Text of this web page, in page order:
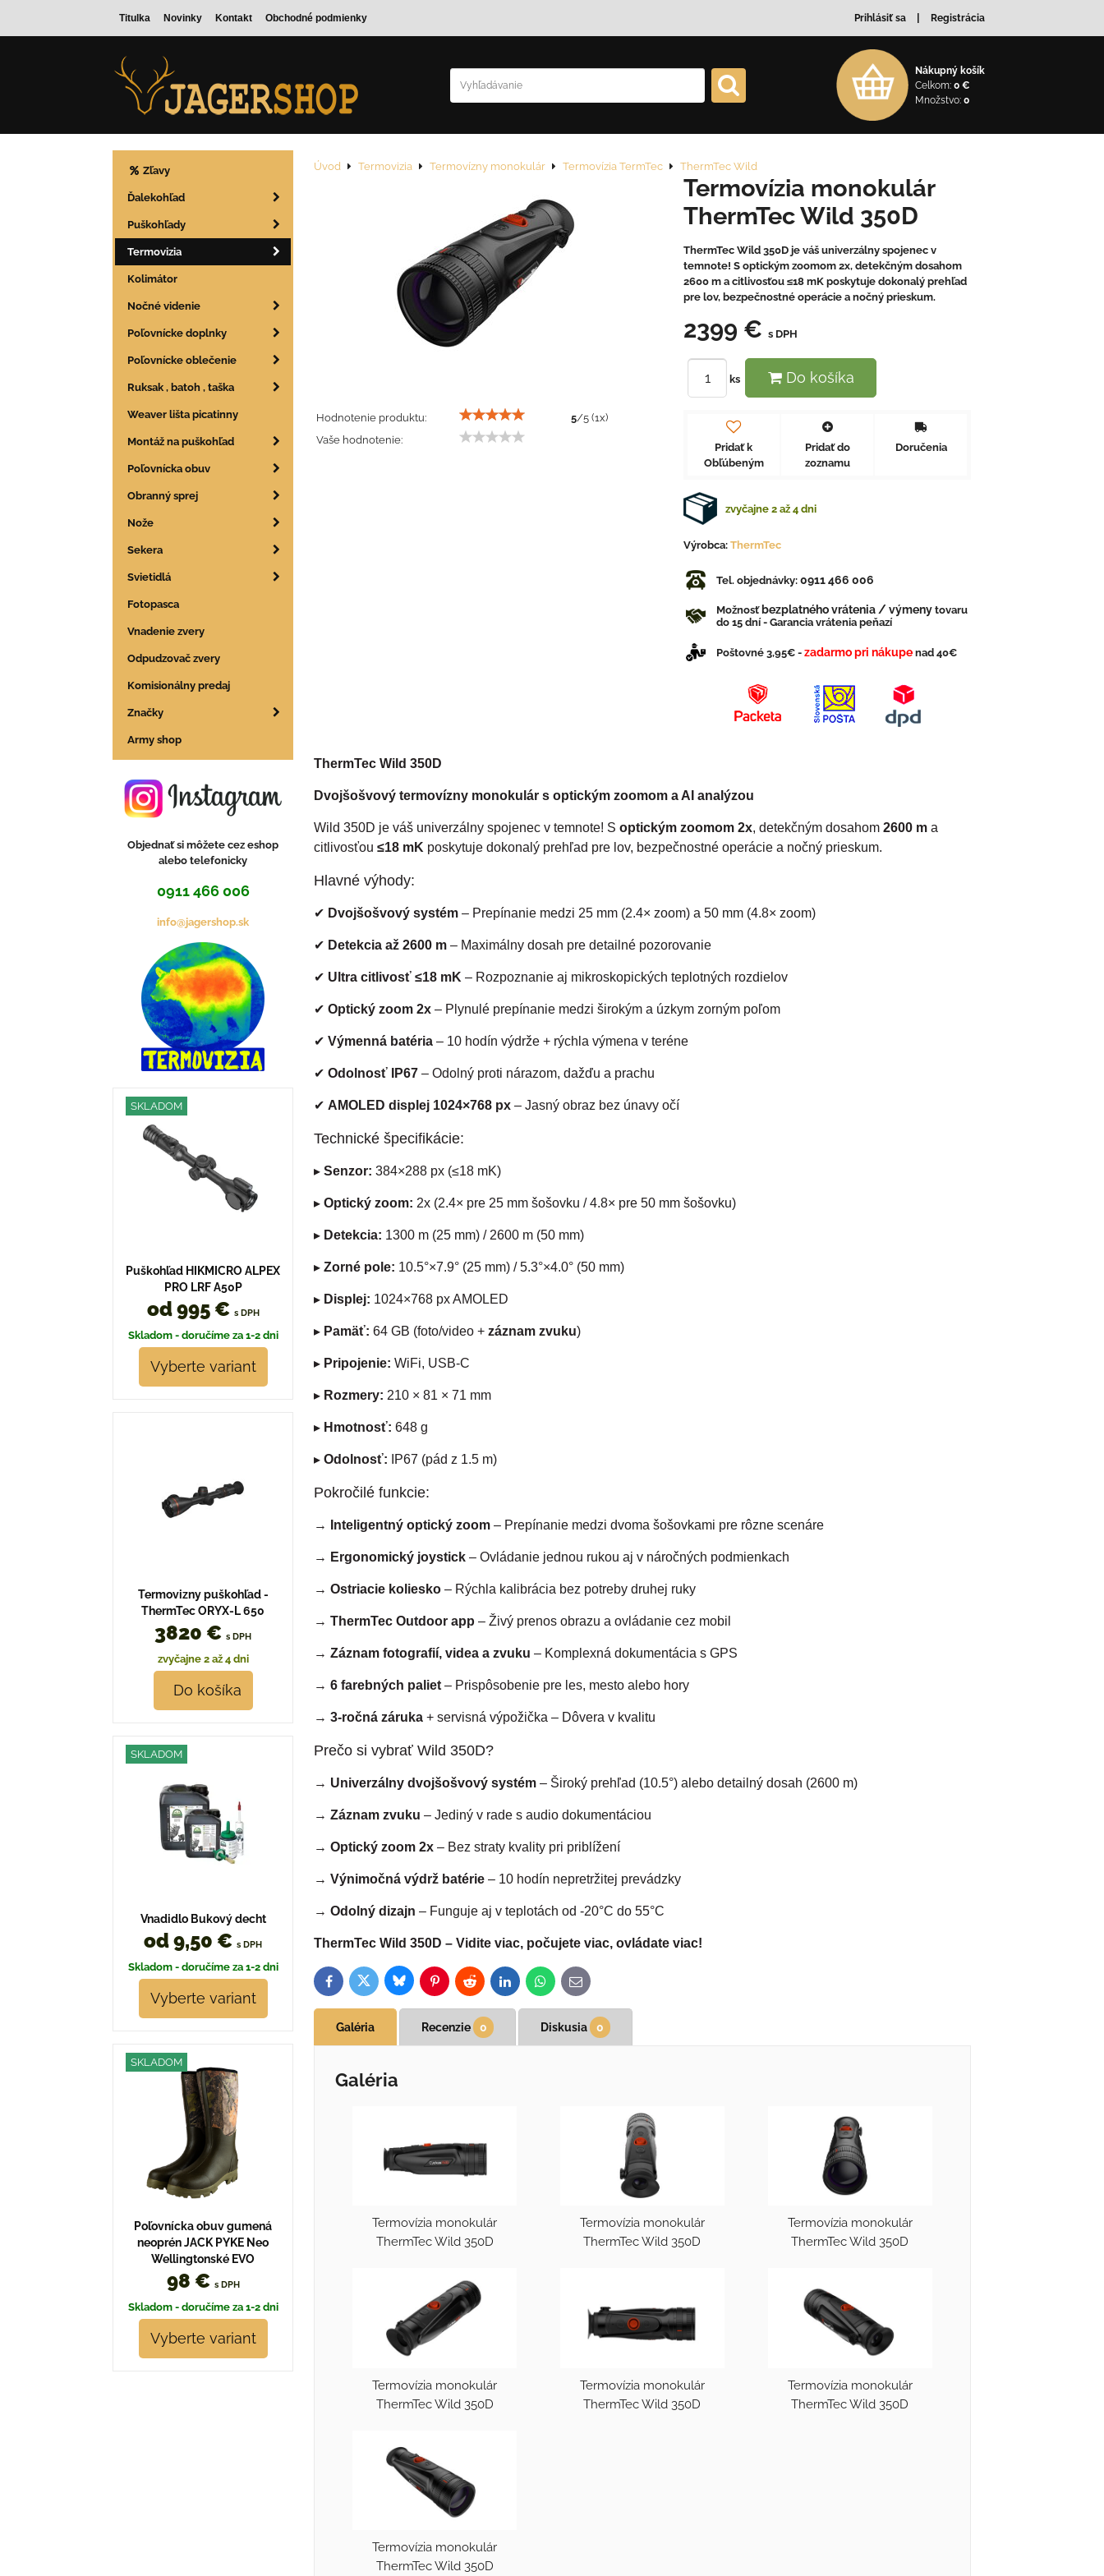
Titulka Novinky Kontakt Obchodné podmienky Prihlásiť sa Registrácia
Nákupný košík
Celkom: 0 €
Množstvo: 0
Úvod Termovizia Termovízny monokulár Termovízia TermTec ThermTec Wild
Hodnotenie produktu: 5/5 (1x)
Vaše hodnotenie:
Termovízia monokulár
ThermTec Wild 350D
ThermTec Wild 350D je váš univerzálny spojenec v
temnote! S optickým zoomom 2x, detekčným dosahom
2600 m a citlivosťou ≤18 mK poskytuje dokonalý prehľad
pre lov, bezpečnostné operácie a nočný prieskum.
2399 € s DPH
ks Do košíka
Pridať k
Obľúbeným
Pridať do
zoznamu
Doručenia
zvyčajne 2 až 4 dni
Výrobca: ThermTec
Tel. objednávky: 0911 466 006
Možnosť bezplatného vrátenia / výmeny tovaru
do 15 dní - Garancia vrátenia peňazí
Poštovné 3,95€ - zadarmo pri nákupe nad 40€
ThermTec Wild 350D
Dvojšošvový termovízny monokulár s optickým zoomom a AI analýzou
Wild 350D je váš univerzálny spojenec v temnote! S optickým zoomom 2x, detekčným dosahom 2600 m a
citlivosťou ≤18 mK poskytuje dokonalý prehľad pre lov, bezpečnostné operácie a nočný prieskum.
Hlavné výhody:
✔ Dvojšošvový systém – Prepínanie medzi 25 mm (2.4× zoom) a 50 mm (4.8× zoom)
✔ Detekcia až 2600 m – Maximálny dosah pre detailné pozorovanie
✔ Ultra citlivosť ≤18 mK – Rozpoznanie aj mikroskopických teplotných rozdielov
✔ Optický zoom 2x – Plynulé prepínanie medzi širokým a úzkym zorným poľom
✔ Výmenná batéria – 10 hodín výdrže + rýchla výmena v teréne
✔ Odolnosť IP67 – Odolný proti nárazom, dažďu a prachu
✔ AMOLED displej 1024×768 px – Jasný obraz bez únavy očí
Technické špecifikácie:
▸ Senzor: 384×288 px (≤18 mK)
▸ Optický zoom: 2x (2.4× pre 25 mm šošovku / 4.8× pre 50 mm šošovku)
▸ Detekcia: 1300 m (25 mm) / 2600 m (50 mm)
▸ Zorné pole: 10.5°×7.9° (25 mm) / 5.3°×4.0° (50 mm)
▸ Displej: 1024×768 px AMOLED
▸ Pamäť: 64 GB (foto/video + záznam zvuku)
▸ Pripojenie: WiFi, USB-C
▸ Rozmery: 210 × 81 × 71 mm
▸ Hmotnosť: 648 g
▸ Odolnosť: IP67 (pád z 1.5 m)
Pokročilé funkcie:
→ Inteligentný optický zoom – Prepínanie medzi dvoma šošovkami pre rôzne scenáre
→ Ergonomický joystick – Ovládanie jednou rukou aj v náročných podmienkach
→ Ostriacie koliesko – Rýchla kalibrácia bez potreby druhej ruky
→ ThermTec Outdoor app – Živý prenos obrazu a ovládanie cez mobil
→ Záznam fotografií, videa a zvuku – Komplexná dokumentácia s GPS
→ 6 farebných paliet – Prispôsobenie pre les, mesto alebo hory
→ 3-ročná záruka + servisná výpožička – Dôvera v kvalitu
Prečo si vybrať Wild 350D?
→ Univerzálny dvojšošvový systém – Široký prehľad (10.5°) alebo detailný dosah (2600 m)
→ Záznam zvuku – Jediný v rade s audio dokumentáciou
→ Optický zoom 2x – Bez straty kvality pri priblížení
→ Výnimočná výdrž batérie – 10 hodín nepretržitej prevádzky
→ Odolný dizajn – Funguje aj v teplotách od -20°C do 55°C
ThermTec Wild 350D – Vidite viac, počujete viac, ovládate viac!
FacebookTwitterBlueskyPinterestReddit LinkedInWhatsApp
E-
mail
Galéria Recenzie 0 Diskusia 0
Galéria
Termovízia monokulár
ThermTec Wild 350D
Termovízia monokulár
ThermTec Wild 350D
Termovízia monokulár
ThermTec Wild 350D
Termovízia monokulár
ThermTec Wild 350D
Termovízia monokulár
ThermTec Wild 350D
Termovízia monokulár
ThermTec Wild 350D
Termovízia monokulár
ThermTec Wild 350D
Zľavy
Ďalekohľad
Puškohľady
Termovizia
Kolimátor
Nočné videnie
Poľovnícke doplnky
Poľovnícke oblečenie
Ruksak , batoh , taška
Weaver lišta picatinny
Montáž na puškohľad
Poľovnícka obuv
Obranný sprej
Nože
Sekera
Svietidlá
Fotopasca
Vnadenie zvery
Odpudzovač zvery
Komisionálny predaj
Značky
Army shop
Objednať si môžete cez eshop
alebo telefonicky
0911 466 006
info@jagershop.sk
SKLADOM
Puškohľad HIKMICRO ALPEX
PRO LRF A50P
od 995 € s DPH
Skladom - doručíme za 1-2 dni
Vyberte variant
Termovizny puškohľad -
ThermTec ORYX-L 650
3820 € s DPH
zvyčajne 2 až 4 dni
Do košíka
SKLADOM
Vnadidlo Bukový decht
od 9,50 € s DPH
Skladom - doručíme za 1-2 dni
Vyberte variant
SKLADOM
Poľovnícka obuv gumená
neoprén JACK PYKE Neo
Wellingtonské EVO
98 € s DPH
Skladom - doručíme za 1-2 dni
Vyberte variant